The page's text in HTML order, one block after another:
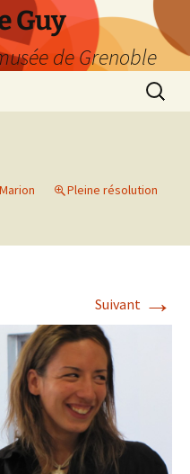
Guy
de Grenoble
Pleine résolution
Suivant →